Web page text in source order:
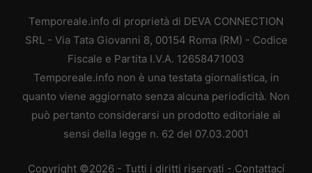
Temporeale.info di proprietà di DEVA CONNECTION
SRL - Via Tata Giovanni 8, 00154 Roma (RM) - Codice
Fiscale e Partita I.V.A. 12658471003
Temporeale.info non è una testata giornalistica, in
quanto viene aggiornato senza alcuna periodicità. Non
può pertanto considerarsi un prodotto editoriale ai
sensi della legge n. 62 del 07.03.2001
Copyright ©2026 - Tutti i diritti riservati - Contattaci